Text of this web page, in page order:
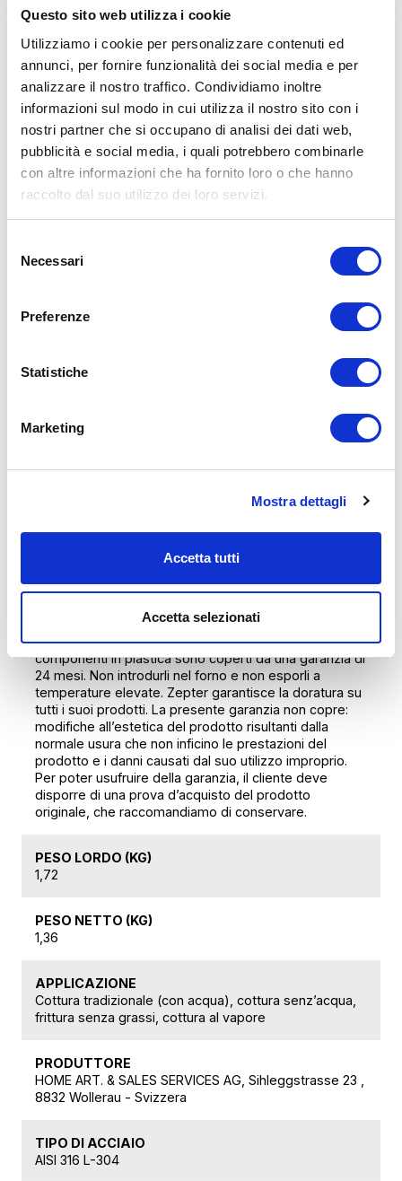
Questo sito web utilizza i cookie
Utilizziamo i cookie per personalizzare contenuti ed
annunci, per fornire funzionalità dei social media e per
analizzare il nostro traffico. Condividiamo inoltre
informazioni sul modo in cui utilizza il nostro sito con i
nostri partner che si occupano di analisi dei dati web,
pubblicità e social media, i quali potrebbero combinarle
con altre informazioni che ha fornito loro o che hanno
raccolto dal suo utilizzo dei loro servizi.
delNecessari
Preferenze
Statistiche
Marketing
Mostra dettagli
Accetta tutti
Accetta selezionati
PERFORMANCE MIGLIORATE:
Accuthermal è composto da tre strati di metalli
differenti, per poter cucinare sempre a basse
temperature trattenendo tutta l'energia accumulata,
anche quando il calore viene abbassato o addirittura
spento. Tutto ciò porta a un notevole risparmio di
energia e a una cucina decisamente sana, poiché le
preziose sostanze nutrienti vengono trattenute
all'interno del cibo cucinato. Il fondo compatto
Accuthermal funziona su qualsiasi fonte di calore,
anche su quelle a induzione.
Dati tecnici
Garanzia gratuita trentennale che prevede la
realizzati con lo straordinario metallo Zepter, in caso di
materiali diversi dal metallo 316L e 304 di Zepter.
Zepter sono coperti da una garanzia di 24 mesi. Non
forno, nella lavastoviglie o appoggiarlo su superfici
calde e non esporlo a temperature elevate. I
componenti in plastica sono coperti da una garanzia di
24 mesi. Non introdurli nel forno e non esporli a
temperature elevate. Zepter garantisce la doratura su
tutti i suoi prodotti. La presente garanzia non copre:
modifiche all’estetica del prodotto risultanti dalla
normale usura che non inficino le prestazioni del
prodotto e i danni causati dal suo utilizzo improprio.
Per poter usufruire della garanzia, il cliente deve
disporre di una prova d’acquisto del prodotto
originale, che raccomandiamo di conservare.
PESO LORDO (KG)
1,72
PESO NETTO (KG)
1,36
APPLICAZIONE
Cottura tradizionale (con acqua), cottura senz’acqua,
frittura senza grassi, cottura al vapore
PRODUTTORE
HOME ART. & SALES SERVICES AG, Sihleggstrasse 23 ,
8832 Wollerau - Svizzera
TIPO DI ACCIAIO
AISI 316 L-304